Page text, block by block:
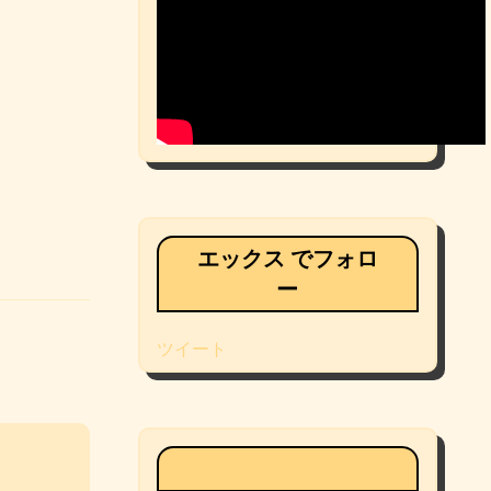
エックス でフォロ
ー
ツイート